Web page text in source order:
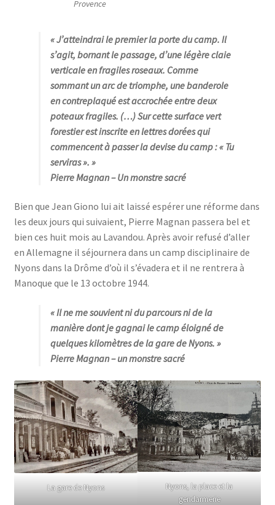
Provence
« J’atteindrai le premier la porte du camp. Il
s’agit, bornant le passage, d’une légère claie
verticale en fragiles roseaux. Comme
sommant un arc de triomphe, une banderole
en contreplaqué est accrochée entre deux
poteaux fragiles. (…) Sur cette surface vert
forestier est inscrite en lettres dorées qui
commencent à passer la devise du camp : « Tu
serviras ». »
Pierre Magnan– Un monstre sacré
Bien que Jean Giono lui ait laissé espérer une réforme dans
les deux jours qui suivaient, Pierre Magnan passera bel et
bien ces huit mois au Lavandou. Après avoir refusé d’aller
en Allemagne il séjournera dans un camp disciplinaire de
Nyons dans la Drôme d’où il s’évadera et il ne rentrera à
Manoque que le 13 octobre 1944.
« Il ne me souvient ni du parcours ni de la
manière dont je gagnai le camp éloigné de
quelques kilomètres de la gare de Nyons. »
Pierre Magnan– un monstre sacré
La gare de Nyons
Nyons, la place et la
gendarmerie